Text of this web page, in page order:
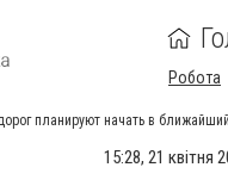
Робота
планируют начать в
15:28, 21 квітня